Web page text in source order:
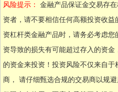
风险提示：
金融产品保证金交易存
资者，请不要相信任何高额投资收
资杠杆类金融产品时，请务必考虑
资导致的损失有可能超过存入的资
的资金来投资！投资风险不仅来自
商， 请仔细甄选合规的交易商以规